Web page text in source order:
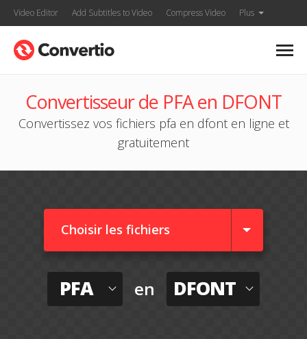
Video Editor Add Subtitles to Video Compress Video Plus
Convertisseur de PFA en DFONT
Convertissez vos fichiers pfa en dfont en ligne et
gratuitement
Choisir les fichiers
PFA en DFONT